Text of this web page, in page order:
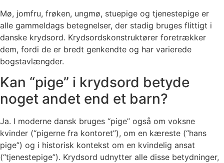
Mø, jomfru, frøken, ungmø, stuepige og tjenestepige er
alle gammeldags betegnelser, der stadig bruges flittigt i
danske krydsord. Krydsordskonstruktører foretrækker
dem, fordi de er bredt genkendte og har varierede
bogstavlængder.
Kan “pige” i krydsord betyde
noget andet end et barn?
Ja. I moderne dansk bruges “pige” også om voksne
kvinder (“pigerne fra kontoret”), om en kæreste (“hans
pige”) og i historisk kontekst om en kvindelig ansat
(“tjenestepige”). Krydsord udnytter alle disse betydninger,